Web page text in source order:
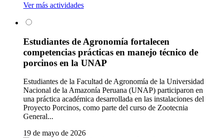
Ver más actividades
Estudiantes de Agronomía fortalecen
competencias prácticas en manejo técnico de
porcinos en la UNAP
Estudiantes de la Facultad de Agronomía de la Universidad
Nacional de la Amazonía Peruana (UNAP) participaron en
una práctica académica desarrollada en las instalaciones del
Proyecto Porcinos, como parte del curso de Zootecnia
General...
19 de mayo de 2026